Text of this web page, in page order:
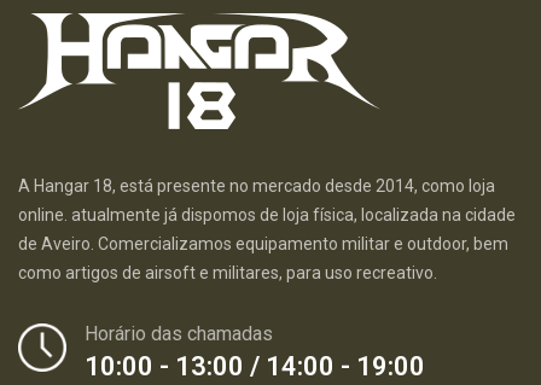
A Hangar 18, está presente no mercado desde 2014, como loja
online. atualmente já dispomos de loja física, localizada na cidade
de Aveiro. Comercializamos equipamento militar e outdoor, bem
como artigos de airsoft e militares, para uso recreativo.
Horário das chamadas
10:00 - 13:00 / 14:00 - 19:00